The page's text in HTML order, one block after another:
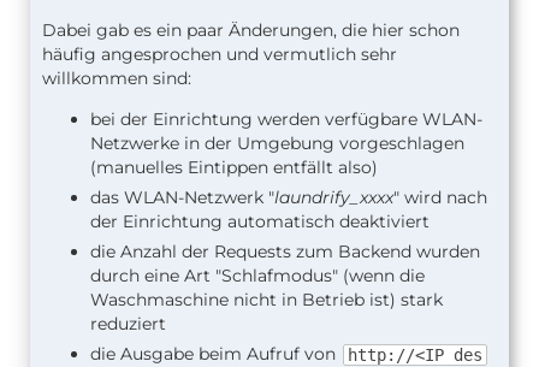
Dabei gab es ein paar Änderungen, die hier schon
häufig angesprochen und vermutlich sehr
willkommen sind:
bei der Einrichtung werden verfügbare WLAN-
Netzwerke in der Umgebung vorgeschlagen
(manuelles Eintippen entfällt also)
das WLAN-Netzwerk "laundrify_xxxx" wird nach
der Einrichtung automatisch deaktiviert
die Anzahl der Requests zum Backend wurden
durch eine Art "Schlafmodus" (wenn die
Waschmaschine nicht in Betrieb ist) stark
reduziert
die Ausgabe beim Aufruf von
http://<IP des